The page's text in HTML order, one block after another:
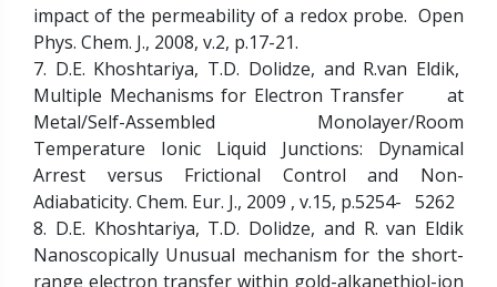
impact of the permeability of a redox probe. Open
Phys. Chem. J., 2008, v.2, p.17-21.
7. D.E. Khoshtariya, T.D. Dolidze, and R.van Eldik,
Multiple Mechanisms for Electron Transfer at
Metal/Self-Assembled Monolayer/Room
Temperature Ionic Liquid Junctions: Dynamical
Arrest versus Frictional Control and Non-
Adiabaticity. Chem. Eur. J., 2009 , v.15, p.5254- 5262
8. D.E. Khoshtariya, T.D. Dolidze, and R. van Eldik
Nanoscopically Unusual mechanism for the short-
range electron transfer within gold-alkanethiol-ion